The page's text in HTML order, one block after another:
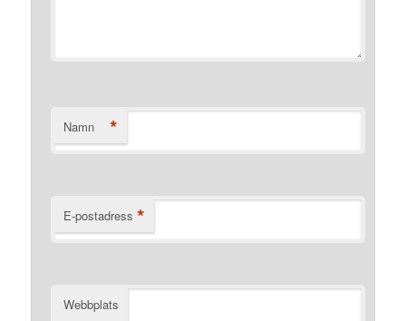
Namn *
E-postadress *
Webbplats